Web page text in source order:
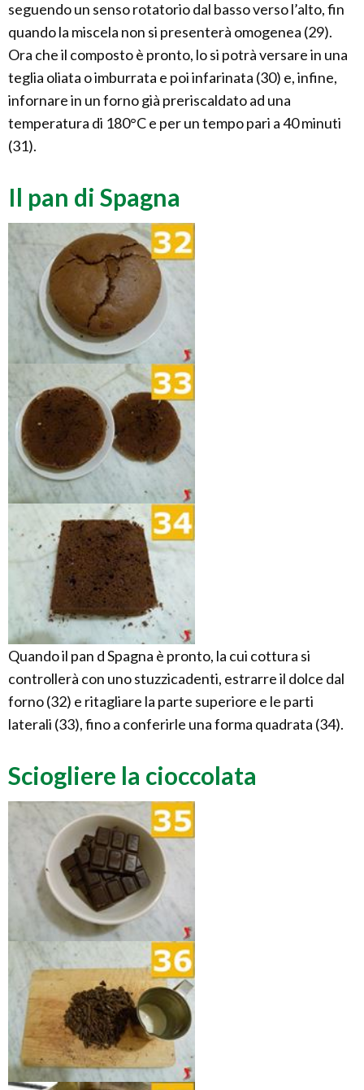
seguendo un senso rotatorio dal basso verso l’alto, fin
quando la miscela non si presenterà omogenea (29).
Ora che il composto è pronto, lo si potrà versare in una
teglia oliata o imburrata e poi infarinata (30) e, infine,
infornare in un forno già preriscaldato ad una
temperatura di 180°C e per un tempo pari a 40 minuti
(31).
Il pan di Spagna
Quando il pan d Spagna è pronto, la cui cottura si
controllerà con uno stuzzicadenti, estrarre il dolce dal
forno (32) e ritagliare la parte superiore e le parti
laterali (33), fino a conferirle una forma quadrata (34).
Sciogliere la cioccolata